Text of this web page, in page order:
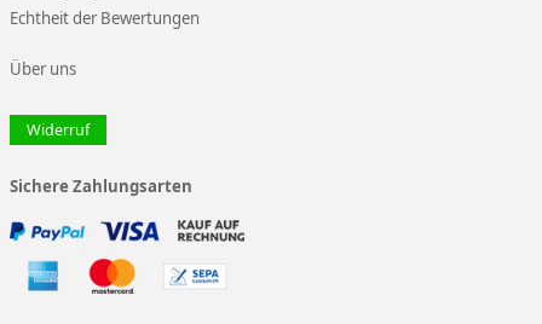
Echtheit der Bewertungen
Über uns
Widerruf
Sichere Zahlungsarten